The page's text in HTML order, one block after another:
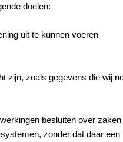
doelen:
uit te kunnen voeren
zoals gegevens die wij
besluiten over
zonder dat daar